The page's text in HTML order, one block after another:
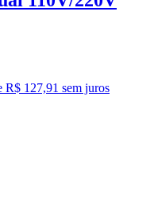
R$ 127,91 sem juros